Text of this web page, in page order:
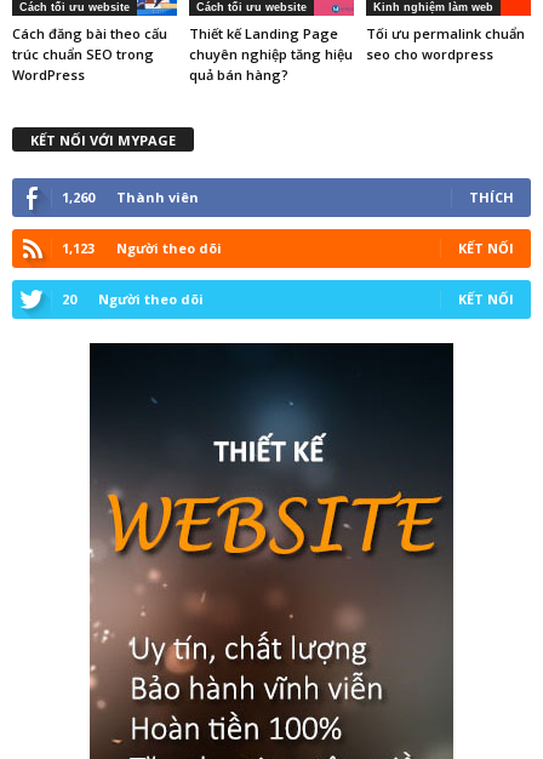
Cách tối ưu website
Cách đăng bài theo cấu
trúc chuẩn SEO trong
WordPress
Cách tối ưu website
Thiết kế Landing Page
chuyên nghiệp tăng hiệu
quả bán hàng?
Kinh nghiệm làm web
Tối ưu permalink chuẩn
seo cho wordpress
KẾT NỐI VỚI MYPAGE
1,260 Thành viên THÍCH
1,123 Người theo dõi KẾT NỐI
20 Người theo dõi KẾT NỐI